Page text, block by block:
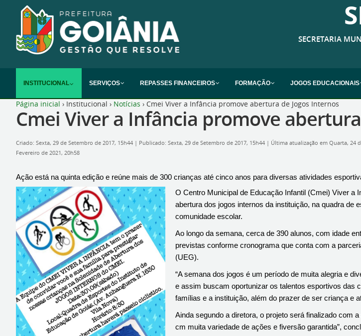
SECRETARIA
INSTITUCIONAL SERVIÇOS REPASSES FINANCEIROS FORMAÇÃO JOGOS EDUCACIONAIS
Página inicial › Institucional › Notícias › Cmei Viver a Infância promove abertura de Jogos Internos
Cmei Viver a Infância promove
Criado: Sexta, 29 de Setembro de 2017, 15h44 | Publicado: Sexta, 29 de Setembro de 2017, 15h44 | Última atualização em Quarta, 24
Fevereiro de 2021, 20h58
Ação está na quinta edição e reúne mais de 300 crianças até cinco anos para diversas atividades
O Centro Municipal de Educação Infantil (Cmei) Viver a
abertura dos jogos internos da instituição, na quadra de
comunidade escolar.
Ao longo da semana, cerca de 390 alunos, com idade
previstas conforme cronograma que conta com a
(UEG).
“A semana dos jogos é um período de muita alegria e
e assim buscam oportunizar os talentos esportivos das
famílias e a instituição, além do prazer de ser criança e
Ainda segundo a diretora, o projeto será finalizado com
cm muita variedade de ações e fiversão garantida”,